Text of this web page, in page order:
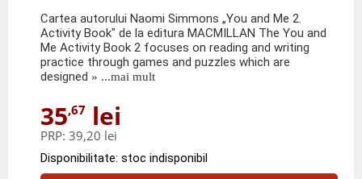
Cartea autorului Naomi Simmons „You and Me 2.
Activity Book" de la editura MACMILLAN The You and
Me Activity Book 2 focuses on reading and writing
practice through games and puzzles which are
designed » ...mai mult
35,67 lei
PRP: 39,20 lei
Disponibilitate: stoc indisponibil